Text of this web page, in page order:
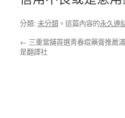
分類: 未分類 。這篇內容的永久連
← 三重當舖首選青春痘藥膏推薦
是翻譯社